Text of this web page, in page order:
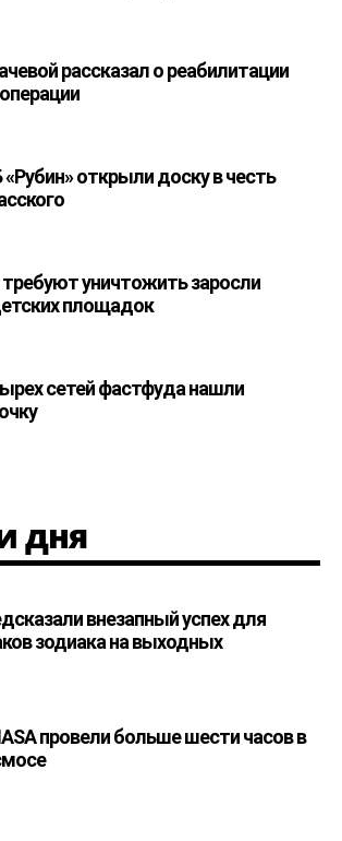
рассказал о реабилитации
открыли доску в честь
уничтожить заросли
площадок
сетей фастфуда нашли
дня
внезапный успех для
зодиака на выходных
провели больше шести часов в